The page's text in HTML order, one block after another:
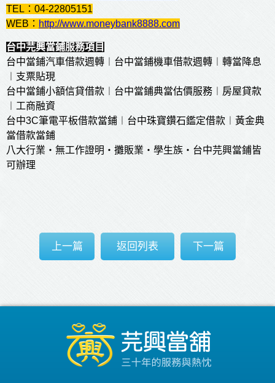
TEL：04-22805151
WEB： http://www.moneybank8888.com
台中芫興當鋪服務項目
台中當鋪汽車借款週轉︱台中當鋪機車借款週轉︱轉當降息
︱支票貼現
台中當鋪小額信貸借款︱台中當鋪典當估價服務︱房屋貸款
︱工商融資
台中3C筆電平板借款當鋪 ︱台中珠寶鑽石鑑定借款︱黃金典
當借款當鋪
八大行業‧無工作證明‧攤販業‧學生族‧台中芫興當鋪皆
可辦理
上一篇 返回列表 下一篇